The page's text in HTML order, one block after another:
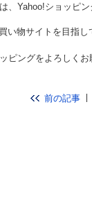
、Yahoo!ショッピ
い物サイトを目指し
ピングをよろしくお
前の記事